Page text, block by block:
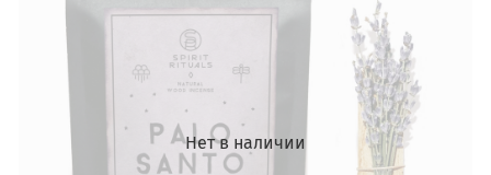
Нет в наличии